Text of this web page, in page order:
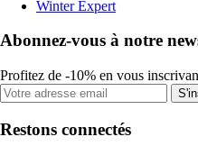
Winter Expert
Abonnez-vous à notre
Profitez de -10% en vous
Restons connectés